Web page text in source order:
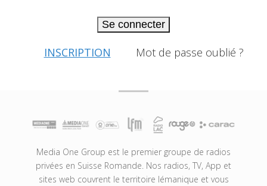
Se connecter
INSCRIPTION Mot de passe oublié ?
Media One Group est le premier groupe de radios
privées en Suisse Romande. Nos radios, TV, App et
sites web couvrent le territoire lémanique et vous